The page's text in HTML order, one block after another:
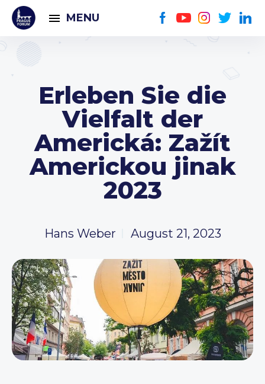
MENU
Erleben Sie die
Vielfalt der
Americká: Zažít
Americkou jinak
2023
Hans Weber August 21, 2023